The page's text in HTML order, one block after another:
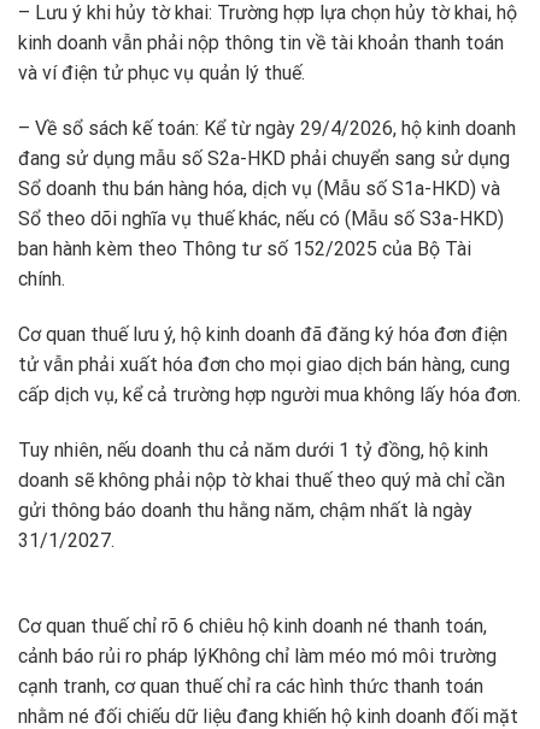
– Lưu ý khi hủy tờ khai: Trường hợp lựa chọn hủy tờ khai, hộ
kinh doanh vẫn phải nộp thông tin về tài khoản thanh toán
và ví điện tử phục vụ quản lý thuế.
– Về sổ sách kế toán: Kể từ ngày 29/4/2026, hộ kinh doanh
đang sử dụng mẫu số S2a-HKD phải chuyển sang sử dụng
Sổ doanh thu bán hàng hóa, dịch vụ (Mẫu số S1a-HKD) và
Sổ theo dõi nghĩa vụ thuế khác, nếu có (Mẫu số S3a-HKD)
ban hành kèm theo Thông tư số 152/2025 của Bộ Tài
chính.
Cơ quan thuế lưu ý, hộ kinh doanh đã đăng ký hóa đơn điện
tử vẫn phải xuất hóa đơn cho mọi giao dịch bán hàng, cung
cấp dịch vụ, kể cả trường hợp người mua không lấy hóa đơn.
Tuy nhiên, nếu doanh thu cả năm dưới 1 tỷ đồng, hộ kinh
doanh sẽ không phải nộp tờ khai thuế theo quý mà chỉ cần
gửi thông báo doanh thu hằng năm, chậm nhất là ngày
31/1/2027.
Cơ quan thuế chỉ rõ 6 chiêu hộ kinh doanh né thanh toán,
cảnh báo rủi ro pháp lýKhông chỉ làm méo mó môi trường
cạnh tranh, cơ quan thuế chỉ ra các hình thức thanh toán
nhằm né đối chiếu dữ liệu đang khiến hộ kinh doanh đối mặt